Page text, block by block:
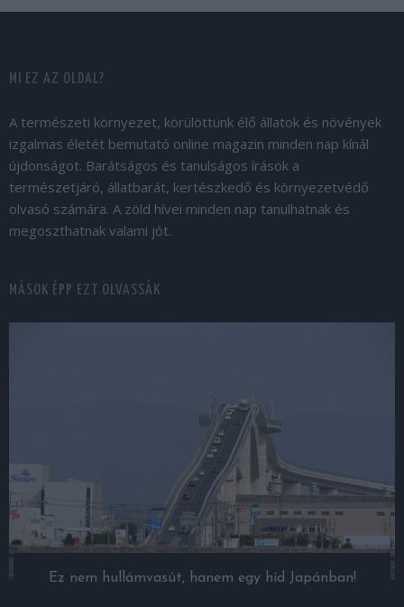
MI EZ AZ OLDAL?
A természeti környezet, körülöttünk élő állatok és növények
izgalmas életét bemutató online magazin minden nap kínál
újdonságot. Barátságos és tanulságos írások a
természetjáró, állatbarát, kertészkedő és környezetvédő
olvasó számára. A zöld hívei minden nap tanulhatnak és
megoszthatnak valami jót.
MÁSOK ÉPP EZT OLVASSÁK
Ez nem hullámvasút, hanem egy híd Japánban!